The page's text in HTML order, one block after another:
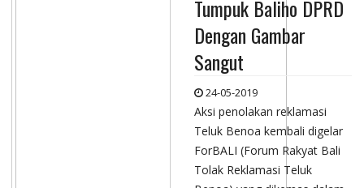
Tumpuk Baliho DPRD
Dengan Gambar
Sangut
24-05-2019
Aksi penolakan reklamasi
Teluk Benoa kembali digelar
ForBALI (Forum Rakyat Bali
Tolak Reklamasi Teluk